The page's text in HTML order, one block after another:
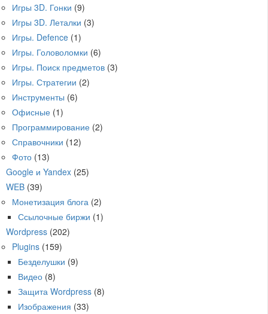
Игры 3D. Гонки (9)
Игры 3D. Леталки (3)
Игры. Defence (1)
Игры. Головоломки (6)
Игры. Поиск предметов (3)
Игры. Стратегии (2)
Инструменты (6)
Офисные (1)
Программирование (2)
Справочники (12)
Фото (13)
Google и Yandex (25)
WEB (39)
Монетизация блога (2)
Ссылочные биржи (1)
Wordpress (202)
Plugins (159)
Безделушки (9)
Видео (8)
Защита Wordpress (8)
Изображения (33)